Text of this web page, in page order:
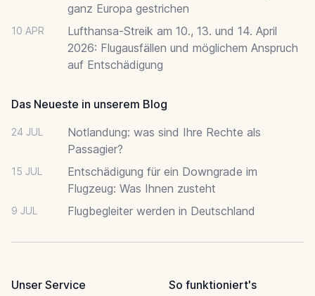
ganz Europa gestrichen
10 APR
Lufthansa-Streik am 10., 13. und 14. April
2026: Flugausfällen und möglichem Anspruch
auf Entschädigung
Das Neueste in unserem Blog
24 JUL
Notlandung: was sind Ihre Rechte als
Passagier?
15 JUL
Entschädigung für ein Downgrade im
Flugzeug: Was Ihnen zusteht
9 JUL Flugbegleiter werden in Deutschland
Unser Service
So funktioniert's